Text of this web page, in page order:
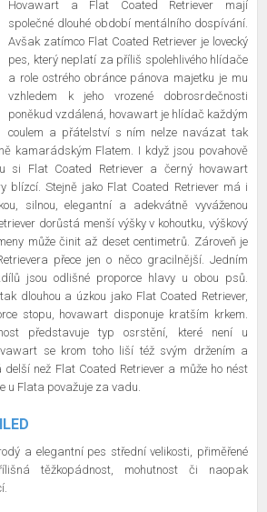
Hovawart a Flat Coated Retriever mají
společné dlouhé období mentálního dospívání.
Avšak zatímco Flat Coated Retriever je lovecký
pes, který neplatí za příliš spolehlivého hlídače
a role ostrého obránce pánova majetku je mu
vzhledem k jeho vrozené dobrosrdečnosti
poněkud vzdálená, hovawart je hlídač každým
coulem a přátelství s ním nelze navázat tak
kamarádským Flatem. I když jsou povahově
si Flat Coated Retriever a černý hovawart
blízcí. Stejně jako Flat Coated Retriever má i
silnou, elegantní a adekvátně vyváženou
dorůstá menší výšky v kohoutku, výškový
může činit až deset centimetrů. Zároveň je
přece jen o něco gracilnější. Jedním
jsou odlišné proporce hlavy u obou psů.
dlouhou a úzkou jako Flat Coated Retriever,
stopu, hovawart disponuje kratším krkem.
představuje typ osrstění, které není u
se krom toho liší též svým držením a
delší než Flat Coated Retriever a může ho nést
u Flata považuje za vadu.
a elegantní pes střední velikosti, přiměřené
těžkopádnost, mohutnost či naopak